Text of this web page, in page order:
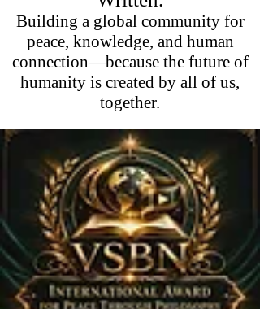
Building a global community for
peace, knowledge, and human
connection—because the future of
humanity is created by all of us,
together.